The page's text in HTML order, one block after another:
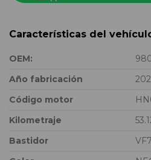
Características del
OEM:
Año fabricación
Código motor
Kilometraje
Bastidor